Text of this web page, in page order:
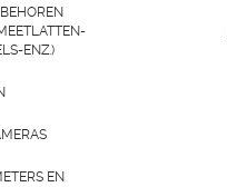
ENZ.)
EN